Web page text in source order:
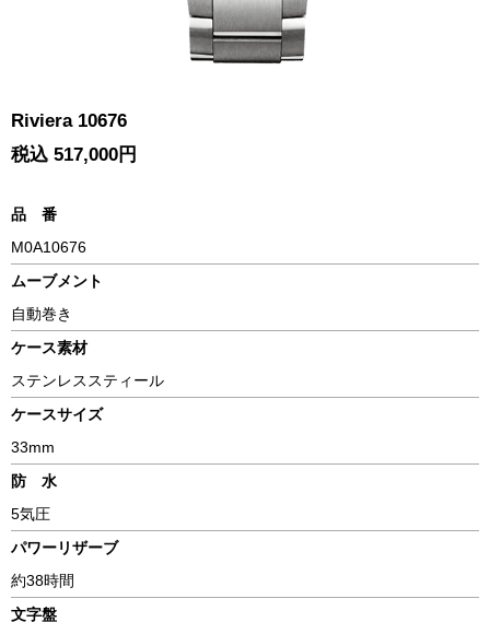
Riviera 10676
税込 517,000円
品 番
M0A10676
ムーブメント
自動巻き
ケース素材
ステンレススティール
ケースサイズ
33mm
防 水
5気圧
パワーリザーブ
約38時間
文字盤